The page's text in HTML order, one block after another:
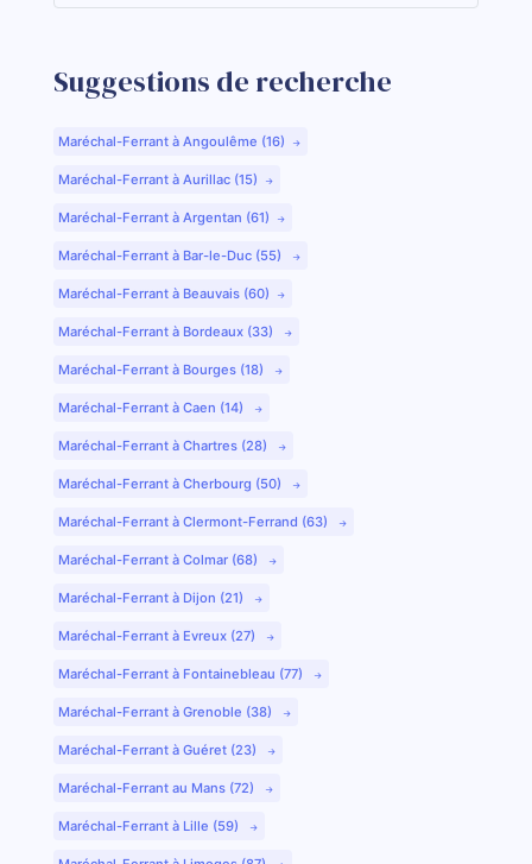
Suggestions de recherche
Maréchal-Ferrant à Angoulême (16)
Maréchal-Ferrant à Aurillac (15)
Maréchal-Ferrant à Argentan (61)
Maréchal-Ferrant à Bar-le-Duc (55)
Maréchal-Ferrant à Beauvais (60)
Maréchal-Ferrant à Bordeaux (33)
Maréchal-Ferrant à Bourges (18)
Maréchal-Ferrant à Caen (14)
Maréchal-Ferrant à Chartres (28)
Maréchal-Ferrant à Cherbourg (50)
Maréchal-Ferrant à Clermont-Ferrand (63)
Maréchal-Ferrant à Colmar (68)
Maréchal-Ferrant à Dijon (21)
Maréchal-Ferrant à Evreux (27)
Maréchal-Ferrant à Fontainebleau (77)
Maréchal-Ferrant à Grenoble (38)
Maréchal-Ferrant à Guéret (23)
Maréchal-Ferrant au Mans (72)
Maréchal-Ferrant à Lille (59)